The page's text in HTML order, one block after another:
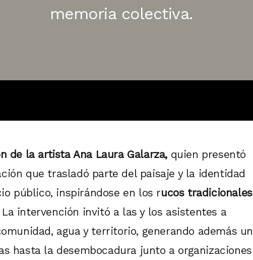
memoria colectiva.
de la artista Ana Laura Galarza, quien presentó
que trasladó parte del paisaje y la identidad
público, inspirándose en los rucos tradicionales
intervención invitó a las y los asistentes a
agua y territorio, generando además un
hasta la desembocadura junto a organizaciones